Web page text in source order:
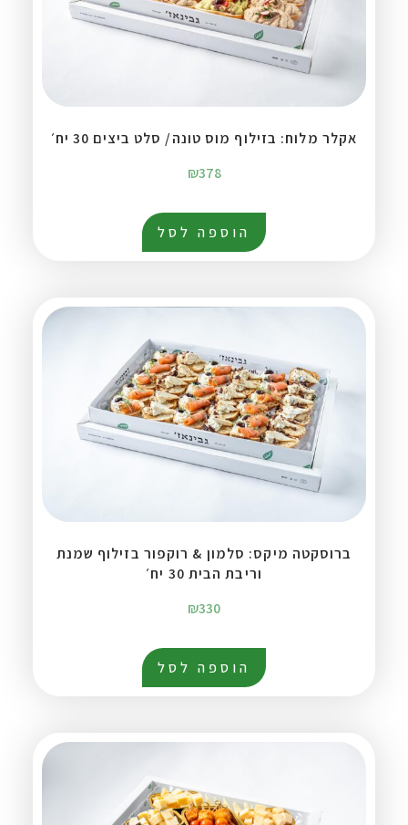
אקלר מלוח: בזילוף מוס טונה/ סלט ביצים 30 יח׳
₪378
הוספה לסל
ברוסקטה מיקס: סלמון & רוקפור בזילוף שמנת
וריבת הבית 30 יח׳
₪330
הוספה לסל